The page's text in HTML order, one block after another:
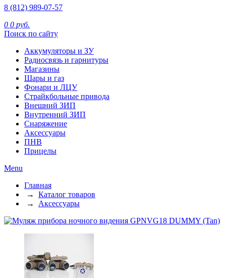
8 (812) 989-07-57
0 0 руб.
Поиск по сайту
Аккумуляторы и ЗУ
Радиосвязь и гарнитуры
Магазины
Шары и газ
Фонари и ЛЦУ
Страйкбольные привода
Внешний ЗИП
Внутренний ЗИП
Снаряжение
Аксессуары
ПНВ
Прицелы
Menu
Главная
→ Каталог товаров
→ Аксессуары